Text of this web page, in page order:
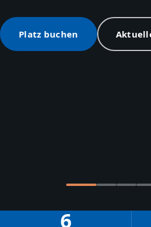
Platz buchen
6